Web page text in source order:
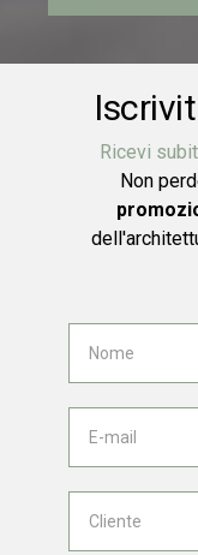
Ricevi
Non